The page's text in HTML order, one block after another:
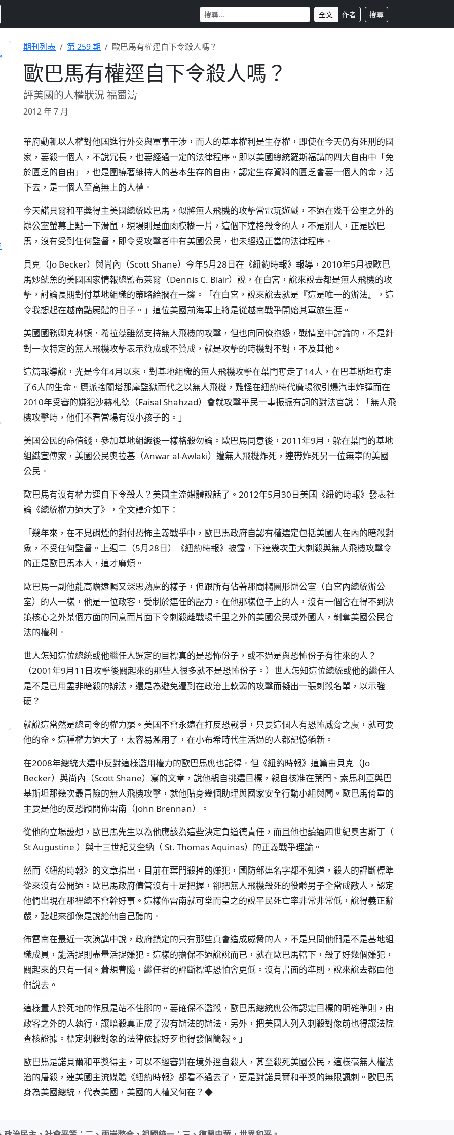
全文 作者 搜尋
期刊列表 第 259 期 歐巴馬有權逕自下令殺人嗎？
歐巴馬有權逕自下令殺人嗎？
評美國的人權狀況 福蜀濤
2012 年 7 月
華府動輒以人權對他國進行外交與軍事干涉，而人的基本權利是生存權，即使在今天仍有死刑的國
家，要殺一個人，不說冗長，也要經過一定的法律程序。即以美國總統羅斯福講的四大自由中「免
於匱乏的自由」，也是圍繞著維持人的基本生存的自由，認定生存資料的匱乏會要一個人的命，活
下去，是一個人至高無上的人權。
今天諾貝爾和平獎得主美國總統歐巴馬，似將無人飛機的攻擊當電玩遊戲，不過在幾千公里之外的
辦公室螢幕上點一下滑鼠，現場則是血肉模糊一片，這個下達格殺令的人，不是別人，正是歐巴
馬，沒有受到任何監督，即令受攻擊者中有美國公民，也未經過正當的法律程序。
貝克（Jo Becker）與尚內（Scott Shane）今年5月28日在《紐約時報》報導，2010年5月被歐巴
馬炒魷魚的美國國家情報總監布萊爾（Dennis C. Blair）說，在白宮，說來說去都是無人飛機的攻
擊，討論長期對付基地組織的策略給擱在一邊。「在白宮，說來說去就是『這是唯一的辦法』，這
令我想起在越南點屍體的日子。」這位美國前海軍上將是從越南戰爭開始其軍旅生涯。
美國國務卿克林頓．希拉蕊雖然支持無人飛機的攻擊，但也向同僚抱怨，戰情室中討論的，不是針
對一次特定的無人飛機攻擊表示贊成或不贊成，就是攻擊的時機對不對，不及其他。
這篇報導說，光是今年4月以來，對基地組織的無人飛機攻擊在葉門奪走了14人，在巴基斯坦奪走
了6人的生命。鷹派捨關塔那摩監獄而代之以無人飛機，難怪在紐約時代廣場欲引爆汽車炸彈而在
2010年受審的嫌犯沙赫札德（Faisal Shahzad）會就攻擊平民一事振振有詞的對法官說：「無人飛
機攻擊時，他們不看當場有沒小孩子的。」
美國公民的命值錢，參加基地組織後一樣格殺勿論。歐巴馬同意後，2011年9月，躲在葉門的基地
組織宣傳家，美國公民奧拉基（Anwar al-Awlaki）遭無人飛機炸死，連帶炸死另一位無辜的美國
公民。
歐巴馬有沒有權力逕自下令殺人？美國主流媒體說話了。2012年5月30日美國《紐約時報》發表社
論《總統權力過大了》，全文譯介如下：
「幾年來，在不見硝煙的對付恐怖主義戰爭中，歐巴馬政府自認有權選定包括美國人在內的暗殺對
象，不受任何監督。上週二（5月28日）《紐約時報》披露，下達幾次重大刺殺與無人飛機攻擊令
的正是歐巴馬本人，這才麻煩。
歐巴馬一副他能高瞻遠矚又深思熟慮的樣子，但跟所有佔著那間橢圓形辦公室（白宮內總統辦公
室）的人一樣，他是一位政客，受制於連任的壓力。在他那樣位子上的人，沒有一個會在得不到決
策核心之外某個方面的同意而片面下令刺殺離戰場千里之外的美國公民或外國人，剝奪美國公民合
法的權利。
世人怎知這位總統或他繼任人選定的目標真的是恐怖份子，或不過是與恐怖份子有往來的人？
（2001年9月11日攻擊後關起來的那些人很多就不是恐怖份子。）世人怎知這位總統或他的繼任人
是不是已用盡非暗殺的辦法，還是為避免遭到在政治上軟弱的攻擊而擬出一張刺殺名單，以示強
硬？
就說這當然是總司令的權力罷。美國不會永遠在打反恐戰爭，只要這個人有恐怖威脅之虞，就可要
他的命。這種權力過大了，太容易濫用了，在小布希時代生活過的人都記憶猶新。
在2008年總統大選中反對這樣濫用權力的歐巴馬應也記得。但《紐約時報》這篇由貝克（Jo
Becker）與尚內（Scott Shane）寫的文章，說他親自挑選目標，親自核准在葉門、索馬利亞與巴
基斯坦那幾次最冒險的無人飛機攻擊，就他貼身幾個助理與國家安全行動小組與聞。歐巴馬倚重的
主要是他的反恐顧問佈雷南（John Brennan）。
從他的立場設想，歐巴馬先生以為他應該為這些決定負道德責任，而且他也讀過四世紀奧古斯丁（
St Augustine ）與十三世紀艾奎納（ St. Thomas Aquinas）的正義戰爭理論。
然而《紐約時報》的文章指出，目前在葉門殺掉的嫌犯，國防部連名字都不知道，殺人的評斷標準
從來沒有公開過。歐巴馬政府儘管沒有十足把握，卻把無人飛機殺死的役齡男子全當成敵人，認定
他們出現在那裡總不會幹好事。這樣佈雷南就可堂而皇之的說平民死亡率非常非常低，說得義正辭
嚴，聽起來卻像是說給他自己聽的。
佈雷南在最近一次演講中說，政府鎖定的只有那些真會造成威脅的人，不是只問他們是不是基地組
織成員，能活捉則盡量活捉嫌犯。這樣的擔保不過說說而已，就在歐巴馬轄下，殺了好幾個嫌犯，
關起來的只有一個。蕭規曹隨，繼任者的評斷標準恐怕會更低。沒有書面的準則，說來說去都由他
們說去。
這樣置人於死地的作風是站不住腳的。要確保不濫殺，歐巴馬總統應公佈認定目標的明確準則，由
政客之外的人執行，讓暗殺真正成了沒有辦法的辦法，另外，把美國人列入刺殺對像前也得讓法院
查核證據。標定刺殺對象的法律依據好歹也得發個簡報。」
歐巴馬是諾貝爾和平獎得主，可以不經審判在境外逕自殺人，甚至殺死美國公民，這樣毫無人權法
治的屠殺，連美國主流媒體《紐約時報》都看不過去了，更是對諾貝爾和平獎的無限諷刺。歐巴馬
身為美國總統，代表美國，美國的人權又何在？◆